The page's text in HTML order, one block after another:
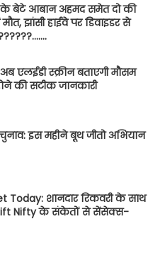
बेटे आबान अहमद समेत दो की
झांसी हाईवे पर डिवाइडर से
अब एलईडी स्क्रीन बताएगी मौसम
की सटीक जानकारी
चुनाव: इस महीने बूथ जीतो अभियान
Today: शानदार रिकवरी के साथ
Nifty के संकेतों से सेंसेक्स-